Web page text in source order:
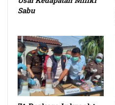
Sabu